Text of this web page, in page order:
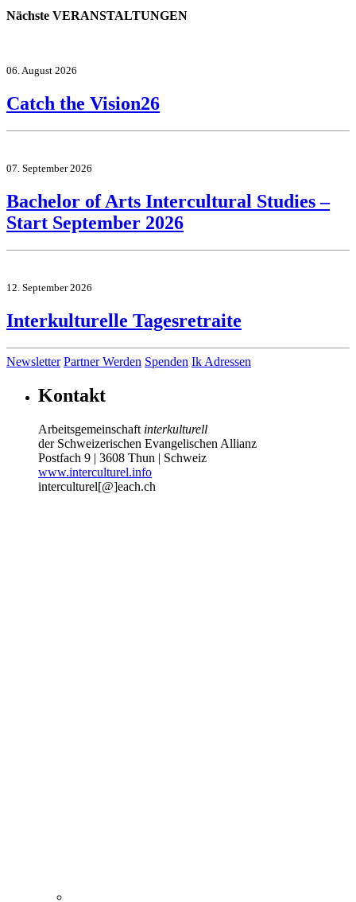
Nächste VERANSTALTUNGEN
06. August 2026
Catch the Vision26
07. September 2026
Bachelor of Arts Intercultural Studies –
Start September 2026
12. September 2026
Interkulturelle Tagesretraite
Newsletter Partner Werden Spenden Ik Adressen
Kontakt
Arbeitsgemeinschaft interkulturell
der Schweizerischen Evangelischen Allianz
Postfach 9 | 3608 Thun | Schweiz
www.interculturel.info
interculturel[@]each.ch